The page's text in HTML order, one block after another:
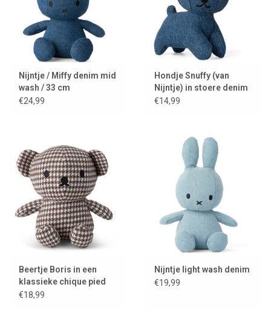
Nijntje / Miffy denim mid
wash / 33 cm
€24,99
Hondje Snuffy (van
Nijntje) in stoere denim
stof
€14,99
Beertje Boris in een
klassieke chique pied
de poule print
€18,99
Nijntje light wash denim
€19,99